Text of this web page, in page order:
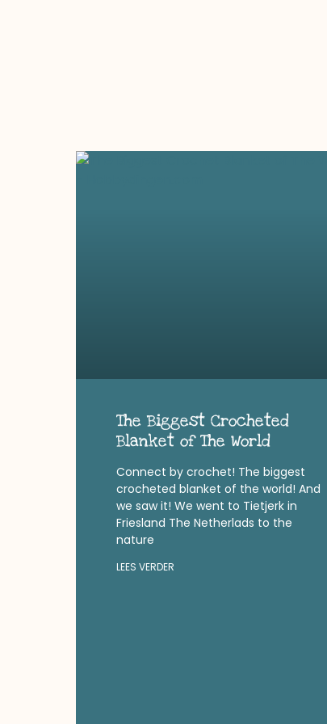
The Biggest Crocheted
Blanket of The World
Connect by crochet! The biggest
crocheted blanket of the world! And
we saw it! We went to Tietjerk in
Friesland The Netherlads to the
nature
LEES VERDER